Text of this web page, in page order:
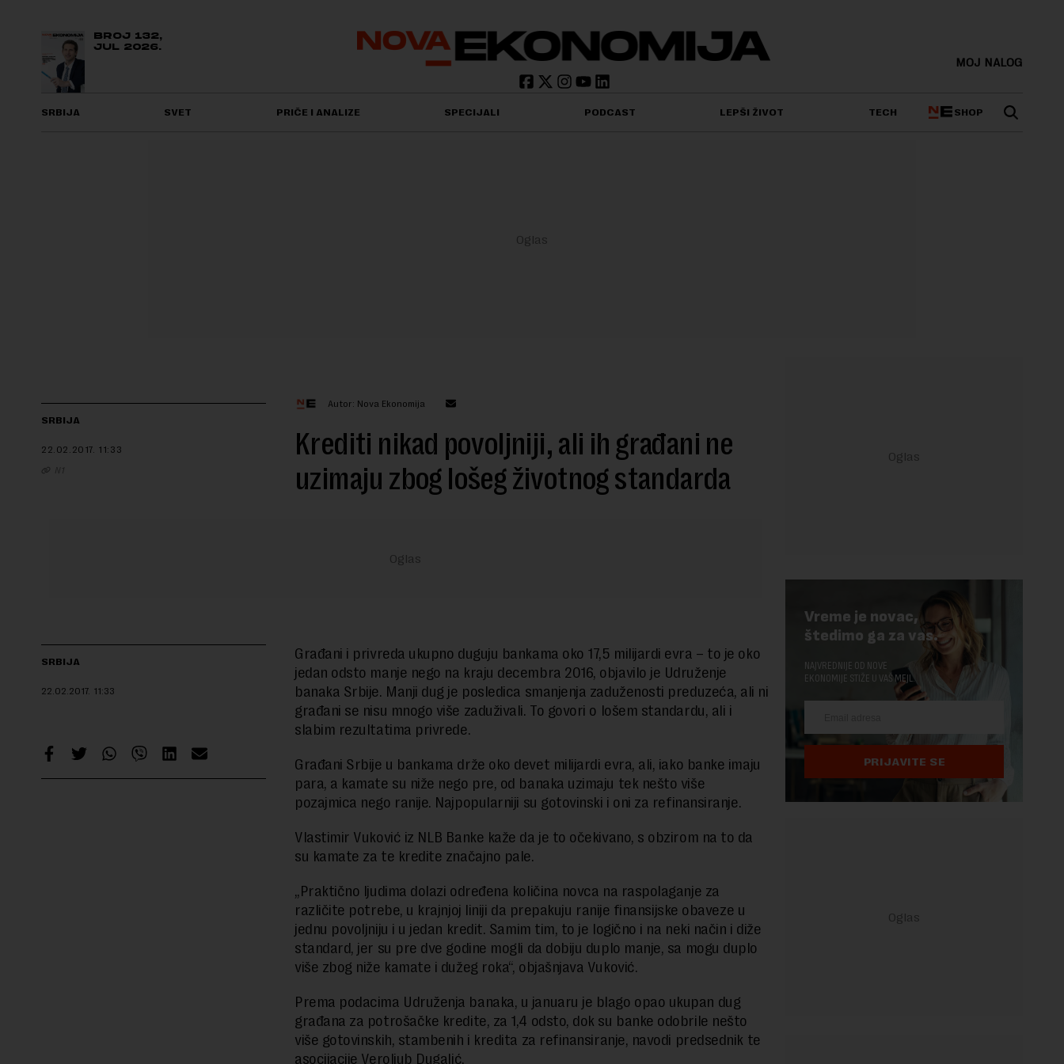
BROJ 132,
JUL 2026.
MOJ NALOG
SRBIJA SVET PRIČE I ANALIZE SPECIJALI PODCAST LEPŠI ŽIVOT TECH SHOP
SRBIJA
22.02.2017. 11:33
N1
Autor: Nova Ekonomija
Krediti nikad povoljniji, ali ih građani ne
uzimaju zbog lošeg životnog standarda
SRBIJA
22.02.2017. 11:33
Građani i privreda ukupno duguju bankama oko 17,5 milijardi evra – to je oko
jedan odsto manje nego na kraju decembra 2016, objavilo je Udruženje
banaka Srbije. Manji dug je posledica smanjenja zaduženosti preduzeća, ali ni
građani se nisu mnogo više zaduživali. To govori o lošem standardu, ali i
slabim rezultatima privrede.
Građani Srbije u bankama drže oko devet milijardi evra, ali, iako banke imaju
para, a kamate su niže nego pre, od banaka uzimaju tek nešto više
pozajmica nego ranije. Najpopularniji su gotovinski i oni za refinansiranje.
Vlastimir Vuković iz NLB Banke kaže da je to očekivano, s obzirom na to da
su kamate za te kredite značajno pale.
„Praktično ljudima dolazi određena količina novca na raspolaganje za
različite potrebe, u krajnjoj liniji da prepakuju ranije finansijske obaveze u
jednu povoljniju i u jedan kredit. Samim tim, to je logično i na neki način i diže
standard, jer su pre dve godine mogli da dobiju duplo manje, sa mogu duplo
više zbog niže kamate i dužeg roka“, objašnjava Vuković.
Prema podacima Udruženja banaka, u januaru je blago opao ukupan dug
građana za potrošačke kredite, za 1,4 odsto, dok su banke odobrile nešto
više gotovinskih, stambenih i kredita za refinansiranje, navodi predsednik te
asocijacije Veroljub Dugalić.
Vreme je novac,
štedimo ga za vas.
NAJVREDNIJE OD NOVE
EKONOMIJE STIŽE U VAŠ MEJL.
PRIJAVITE SE